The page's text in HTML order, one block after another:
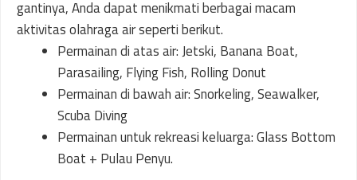
gantinya, Anda dapat menikmati berbagai macam
aktivitas olahraga air seperti berikut.
Permainan di atas air: Jetski, Banana Boat,
Parasailing, Flying Fish, Rolling Donut
Permainan di bawah air: Snorkeling, Seawalker,
Scuba Diving
Permainan untuk rekreasi keluarga: Glass Bottom
Boat + Pulau Penyu.